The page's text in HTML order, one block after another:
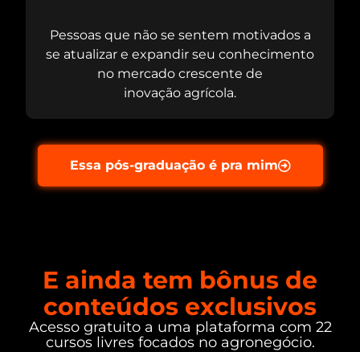
Pessoas que não se sentem motivados a
se atualizar e expandir seu conhecimento
no mercado crescente de
inovação agrícola.
Essa pós-graduação é pra mim
E ainda tem bônus de
conteúdos exclusivos
Acesso gratuito a uma plataforma com 22
cursos livres focados no agronegócio.